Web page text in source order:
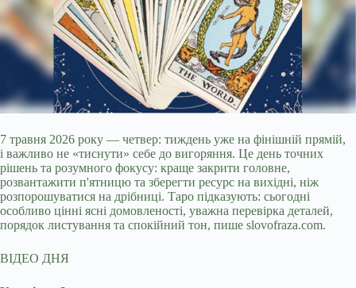
7 травня 2026 року — четвер: тиждень уже на фінішній прямій,
і важливо не «тиснути» себе до вигоряння. Це день точних
рішень та розумного фокусу: краще закрити головне,
розвантажити п'ятницю та зберегти ресурс на вихідні, ніж
розпорошуватися на дрібниці. Таро підказують: сьогодні
особливо цінні ясні домовленості, уважна перевірка деталей,
порядок листування та спокійний тон, пише slovofraza.com.
ВІДЕО ДНЯ